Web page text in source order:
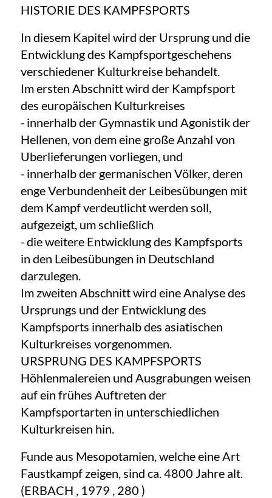
HISTORIE DES KAMPFSPORTS
In diesem Kapitel wird der Ursprung und die
Entwicklung des Kampfsportgeschehens
verschiedener Kulturkreise behandelt.
Im ersten Abschnitt wird der Kampfsport
des europäischen Kulturkreises
⁃ innerhalb der Gymnastik und Agonistik der
Hellenen, von dem eine große Anzahl von
Uberlieferungen vorliegen, und
⁃ innerhalb der germanischen Völker, deren
enge Verbundenheit der Leibesübungen mit
dem Kampf verdeutlicht werden soll,
aufgezeigt, um schließlich
⁃ die weitere Entwicklung des Kampfsports
in den Leibesübungen in Deutschland
darzulegen.
Im zweiten Abschnitt wird eine Analyse des
Ursprungs und der Entwicklung des
Kampfsports innerhalb des asiatischen
Kulturkreises vorgenommen.
URSPRUNG DES KAMPFSPORTS
Höhlenmalereien und Ausgrabungen weisen
auf ein frühes Auftreten der
Kampfsportarten in unterschiedlichen
Kulturkreisen hin.
Funde aus Mesopotamien, welche eine Art
Faustkampf zeigen, sind ca. 4800 Jahre alt.
(ERBACH , 1979 , 280 )